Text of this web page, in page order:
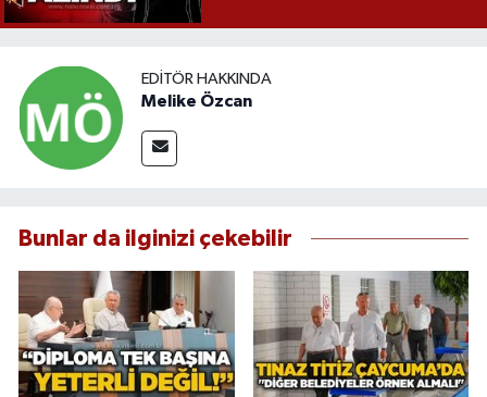
EDITÖR HAKKINDA
Melike Özcan
Bunlar da ilginizi çekebilir